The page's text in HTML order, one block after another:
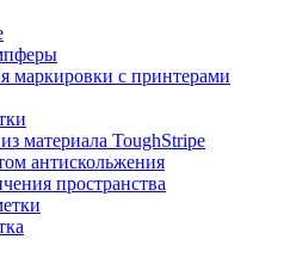
маркировки с принтерами
материала ToughStripe
антискольжения
пространства